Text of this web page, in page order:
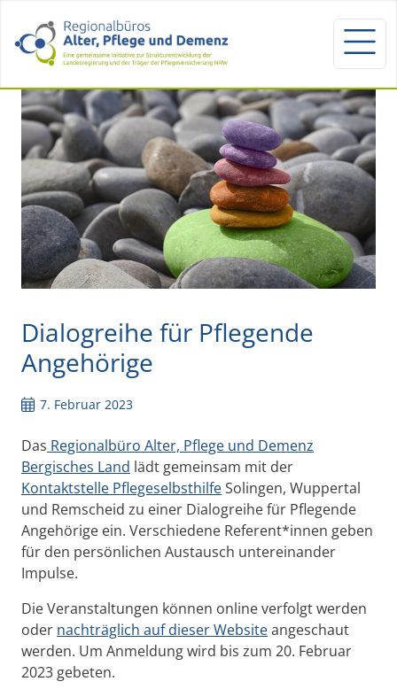
Dialogreihe für Pflegende
Angehörige
7. Februar 2023
Das Regionalbüro Alter, Pflege und Demenz
Bergisches Land lädt gemeinsam mit der
Kontaktstelle PflegeselbsthilfeSolingen, Wuppertal
und Remscheid zu einer Dialogreihe für Pflegende
Angehörige ein. Verschiedene Referent*innen geben
für den persönlichen Austausch untereinander
Impulse.
Die Veranstaltungen können online verfolgt werden
oder nachträglich auf dieser Websiteangeschaut
werden. Um Anmeldung wird bis zum 20. Februar
2023 gebeten.